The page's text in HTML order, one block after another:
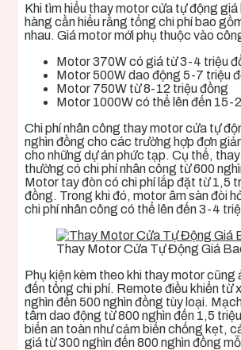
Khi tìm hiểu thay motor cửa tự động giá
hàng cần hiểu rằng tổng chi phí bao
nhau. Giá motor mới phụ thuộc vào
Motor 370W có giá từ 3-4 triệu
Motor 500W dao động 5-7 triệu
Motor 750W từ 8-12 triệu đồng
Motor 1000W có thể lên đến 15-
Chi phí nhân công thay motor cửa tự
nghìn đồng cho các trường hợp đơn
cho những dự án phức tạp. Cụ thể,
thường có chi phí nhân công từ 600
Motor tay đòn có chi phí lắp đặt từ 1,5
đồng. Trong khi đó, motor âm sàn đòi
chi phí nhân công có thể lên đến 3-4
Thay Motor Cửa Tự Động Giá
Phụ kiện kèm theo khi thay motor cũng
đến tổng chi phí. Remote điều khiển từ
nghìn đến 500 nghìn đồng tùy loại.
tâm dao động từ 800 nghìn đến 1,5
biến an toàn như cảm biến chống kẹt,
giá từ 300 nghìn đến 800 nghìn đồng